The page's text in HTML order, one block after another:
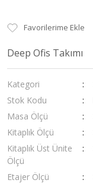
Deep Ofis Takımı
Kategori
Stok Kodu
Masa Ölçü
Kitaplık Ölçü
Kitaplık Üst Ünite
Ölçü
Etajer Ölçü